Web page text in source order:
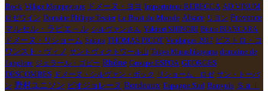
Bock Village Montpeyroux ドメーヌ・ヨヨ Importateur REBECCA AD VINUM
ロゼワイン Domaine Philippe Tessier Le Bout du Monde Alsace リヨン Provence
マルセル・ラピエ－ル シルヴァンさん Yakitori SHINORI Bistro BIANCARA
ドメーヌ・リショーム Sakura THOMAS PICOT Vendanges 2017 ビストロ・コ
ワンスト・ヴィノ サントヴィクトワール山 Tokyo Musashikoyama domaine de
l'anglore ジェラール・ゴビー Rhône Groupe ESPOA GEORGES
DESCOMBES ドメーヌ・シルヴァン・ボック リショーム ロゼ サン・トーバ
ン 野村ユニソン ビオジョレーヌ Bordeaux Espagne Sud Banyuls Ｓａｉ